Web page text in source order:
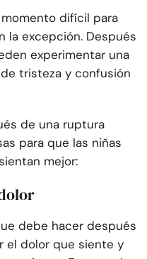
difícil para
la excepción. Después
experimentar una
tristeza y confusión
de una ruptura
para que las niñas
mejor:
debe hacer después
el dolor que siente y